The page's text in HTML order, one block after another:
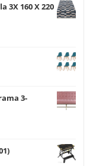
3X 160 X 220
3-